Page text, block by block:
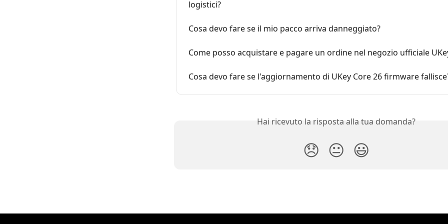
logistici?
Cosa devo fare se il mio pacco arriva danneggiato?
Come posso acquistare e pagare un ordine nel negozio ufficiale
Cosa devo fare se l'aggiornamento di UKey Core 26 firmware
Hai ricevuto la risposta alla tua domanda?
😞 😐 😃